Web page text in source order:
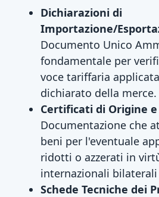
Dichiarazioni di
Importazione/
Documento Unico
fondamentale per
voce tariffaria
dichiarato della merce.
Certificati di Origine
Documentazione che
beni per l'eventuale
ridotti o azzerati in
internazionali
Schede Tecniche dei